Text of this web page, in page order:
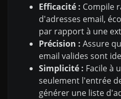
Efficacité : Compile
d'adresses email,
par rapport à une
Précision : Assure
email valides sont
Simplicité : Facile à
seulement l'entrée
générer une liste